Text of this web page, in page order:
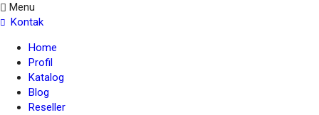
Menu
Kontak
Home
Profil
Katalog
Blog
Reseller